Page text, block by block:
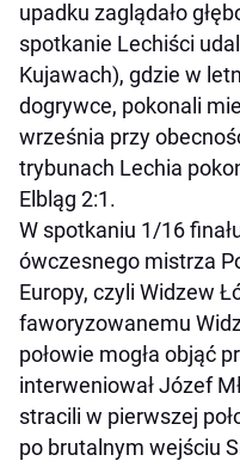
upadku zaglądało
spotkanie Lechiści
Kujawach), gdzie w
dogrywce, pokonali
września przy
trybunach Lechia
Elbląg 2:1.
W spotkaniu 1/16
ówczesnego mistrza
Europy, czyli Widzew
faworyzowanemu
połowie mogła objąć
interweniował Józef
stracili w pierwszej
po brutalnym wejściu